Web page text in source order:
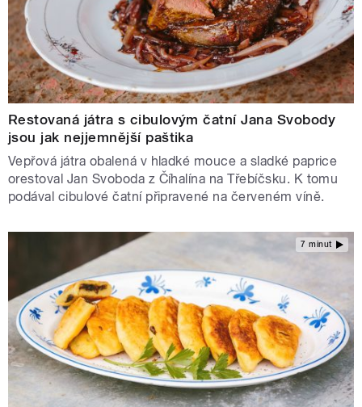
Restovaná játra s cibulovým čatní Jana Svobody
jsou jak nejjemnější paštika
Vepřová játra obalená v hladké mouce a sladké paprice
orestoval Jan Svoboda z Číhalína na Třebíčsku. K tomu
podával cibulové čatní připravené na červeném víně.
7 minut